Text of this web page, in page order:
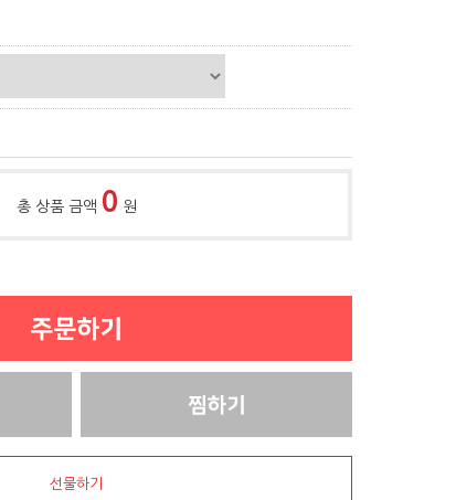
총 상품 금액 0 원
선물하기